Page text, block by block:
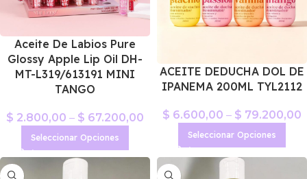
Aceite De Labios Pure
Glossy Apple Lip Oil DH-
MT-L319/613191 MINI
TANGO
$ 2.800,00 – $ 67.200,00
Seleccionar Opciones
ACEITE DEDUCHA DOL DE
IPANEMA 200ML TYL2112
$ 6.600,00 – $ 79.200,00
Seleccionar Opciones